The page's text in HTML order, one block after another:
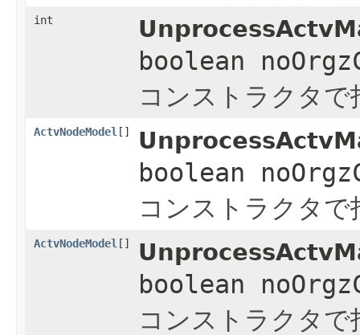
int
boolean
コンストラクタ
ActvNodeModel []
boolean
コンストラクタ
ActvNodeModel []
boolean
コンストラクタ